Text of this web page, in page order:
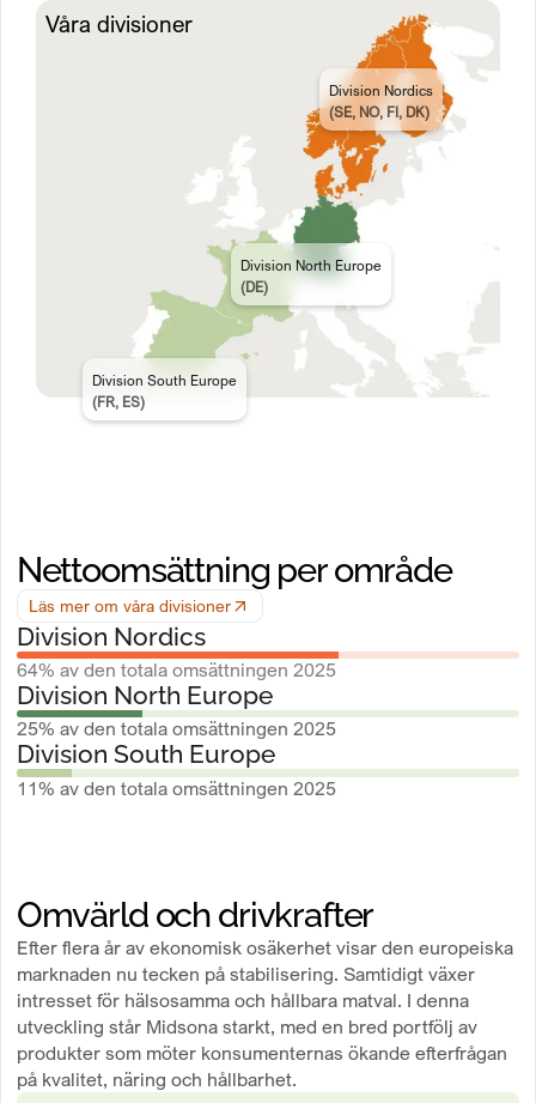
Våra divisioner
Division North Europe
(DE)
Division South Europe
(FR, ES)
Division Nordics
(SE, NO, FI, DK)
Nettoomsättning per område
Läs mer om våra divisioner
Division Nordics
64% av den totala omsättningen 2025
Division North Europe
25% av den totala omsättningen 2025
Division South Europe
11% av den totala omsättningen 2025
Omvärld och drivkrafter
Efter flera år av ekonomisk osäkerhet visar den europeiska
marknaden nu tecken på stabilisering. Samtidigt växer
intresset för hälsosamma och hållbara matval. I denna
utveckling står Midsona starkt, med en bred portfölj av
produkter som möter konsumenternas ökande efterfrågan
på kvalitet, näring och hållbarhet.